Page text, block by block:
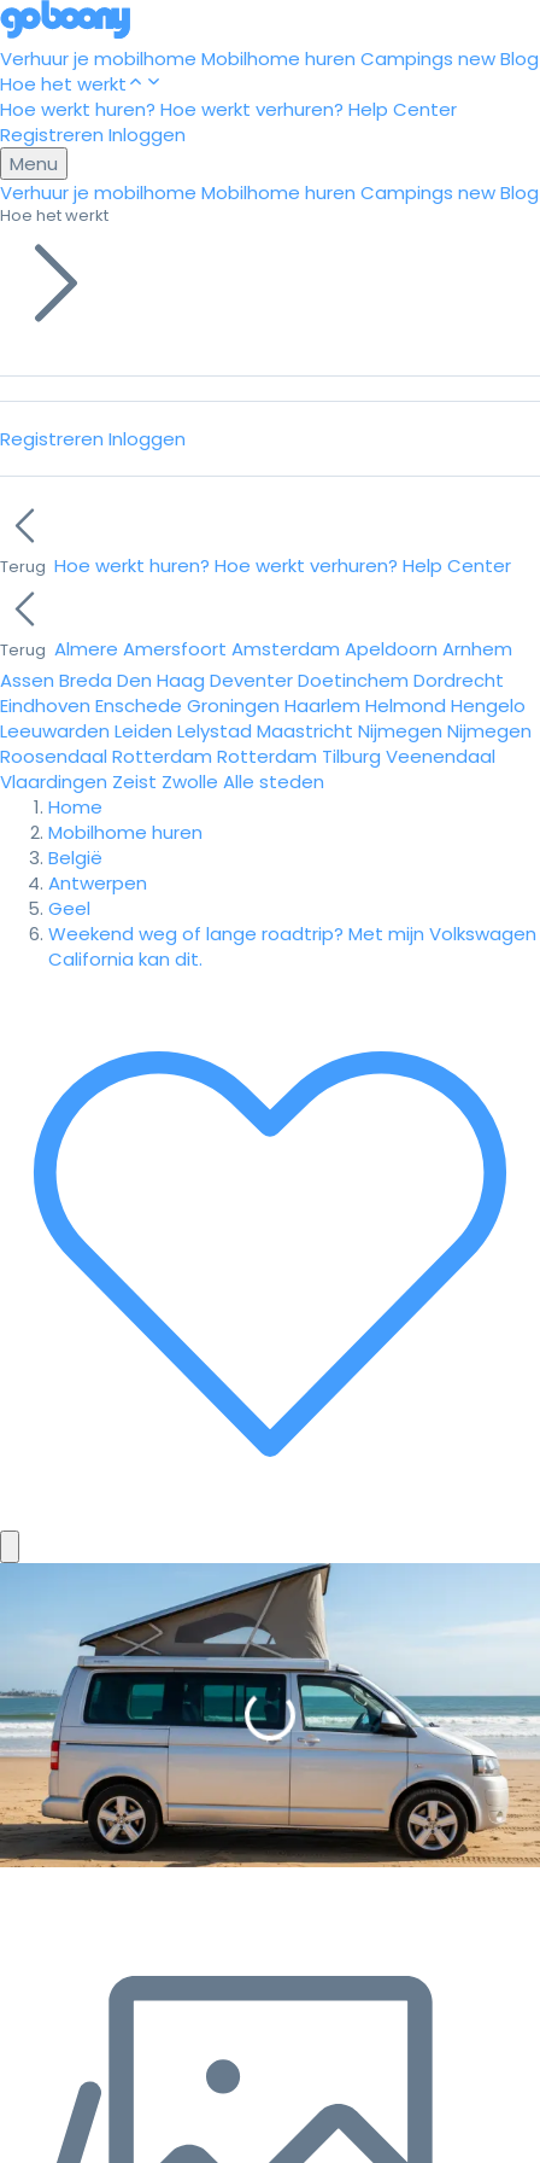
Verhuur je mobilhome Mobilhome huren Campings newBlog
Hoe het werkt
Hoe werkt huren? Hoe werkt verhuren? Help Center
Registreren Inloggen
Menu
Verhuur je mobilhome Mobilhome huren Campings newBlog
Hoe het werkt
Registreren Inloggen
Terug Hoe werkt huren? Hoe werkt verhuren? Help Center
Terug Almere Amersfoort Amsterdam Apeldoorn Arnhem
Assen Breda Den Haag DeventerDoetinchem Dordrecht
Eindhoven Enschede Groningen Haarlem Helmond Hengelo
Leeuwarden Leiden Lelystad Maastricht Nijmegen Nijmegen
Roosendaal Rotterdam Rotterdam Tilburg Veenendaal
Vlaardingen Zeist Zwolle Alle steden
Home
Mobilhome huren
België
Antwerpen
Geel
Weekend weg of lange roadtrip? Met mijn Volkswagen
California kan dit.